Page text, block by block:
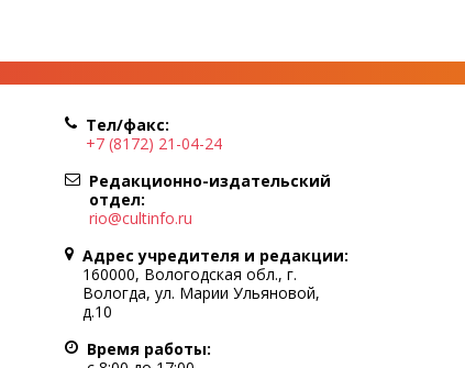
Тел/факс:
+7 (8172) 21-04-24
Редакционно-издательский
отдел:
rio@cultinfo.ru
Адрес учредителя и редакции:
160000, Вологодская обл., г.
Вологда, ул. Марии Ульяновой,
д.10
Время работы: